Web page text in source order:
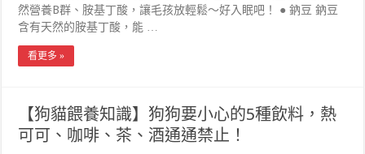
然營養B群、胺基丁酸，讓毛孩放輕鬆～好入眠吧！ ● 鈉豆 鈉豆
含有天然的胺基丁酸，能 …
看更多 »
【狗貓餵養知識】狗狗要小心的5種飲料，熱
可可、咖啡、茶、酒通通禁止！